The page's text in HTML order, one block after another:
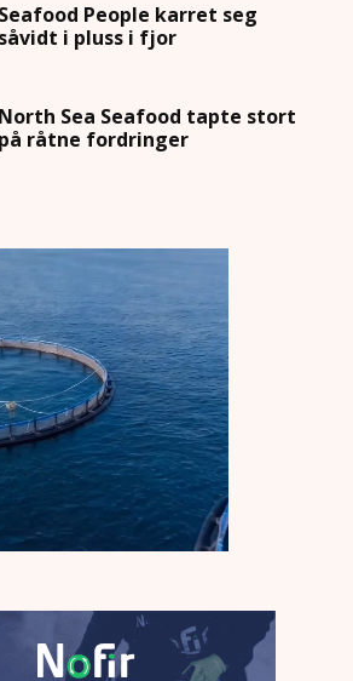
Seafood People karret seg
såvidt i pluss i fjor
North Sea Seafood tapte stort
på råtne fordringer